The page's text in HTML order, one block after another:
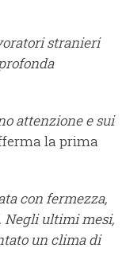
stranieri
attenzione e sui
la prima
con fermezza,
Negli ultimi mesi,
un clima di